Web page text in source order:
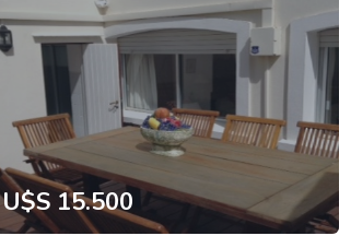
U$S 15.500